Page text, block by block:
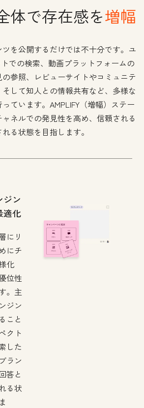
体で存在感を増幅
を公開するだけでは不十分です。ユ
での検索、動画プラットフォームの
参照、レビューサイトやコミュニテ
して知人との情報共有など、多様な
ています。AMPLIFY（増幅）ステー
ネルでの発見性を高め、信頼される
る状態を目指します。
ジン
適化
にリ
にチ
化
位性
。主
ジン
こと
クト
した
ラン
答と
る状